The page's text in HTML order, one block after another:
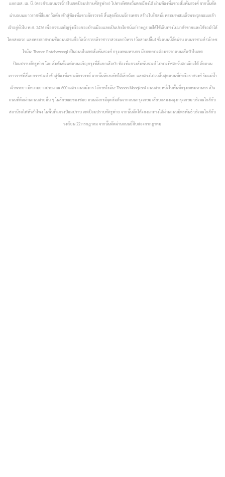
แยกเอส. เอ. บี. (ตรงข้ามถนนวรจักรในเขตป้อมปราบศัตรูพ่าย) ไปทางทิศตะวันตกเฉียงใต้ ผ่านท้องที่แขวงสัมพันธวงศ์ จากนั้นตัด
ผ่านถนนเยาวราชที่สี่แยกวัดตึก เข้าสู่ท้องที่แขวงจักรวรรดิ สิ้นสุดที่ถนนจักรเพชร สร้างในรัชสมัยพระบาทสมเด็จพระจุลจอมเกล้า
เจ้าอยู่หัวใน พ.ศ. 2436 เพื่อความเจริญรุ่งเรืองของบ้านเมืองและเป็นประโยชน์แก่ราษฎร จะได้ใช้เดินทางไปมาค้าขายและใช้รถม้าได้
โดยสะดวก และพระราชทานชื่อถนนตามชื่อวัดจักรวรรดิราชาวาสวรมหาวิหาร (วัดสามปลื้ม) ซึ่งถนนนี้ตัดผ่านถนนราชวงศ์ (อักษร
โรมัน: Thanon Ratchawong) เป็นถนนในเขตสัมพันธวงศ์ กรุงเทพมหานคร มีระยะทางต่อมาจากถนนเสือป่าในเขต
ป้อมปราบศัตรูพ่าย โดยเริ่มต้นตั้งแต่ถนนเจริญกรุงที่สี่แยกเสือป่า ท้องที่แขวงสัมพันธวงศ์ ไปทางทิศตะวันตกเฉียงใต้ ตัดถนน
เยาวราชที่สี่แยกราชวงศ์ เข้าสู่ท้องที่แขวงจักรวรรดิ์ จากนั้นหักลงทิศใต้เล็กน้อย และตรงไปจนสิ้นสุดถนนที่ท่าเรือราชวงศ์ ริมแม่น้ำ
เจ้าพระยา มีความยาวประมาณ 600 เมตร ถนนมังกร (อักษรโรมัน: Thanon Mangkon) ถนนสายหนึ่งในพื้นที่กรุงเทพมหานคร เป็น
ถนนที่ตัดผ่านถนนสายอื่น ๆ ในลักษณะของซอย ถนนมังกรมีจุดเริ่มต้นจากถนนกรุงเกษม เลียบคลองผดุงกรุงเกษม บริเวณใกล้กับ
สถานีรถไฟหัวลำโพง ในพื้นที่แขวงป้อมปราบ เขตป้อมปราบศัตรูพ่าย จากนั้นตัดโค้งลงมาทางใต้ผ่านถนนมิตรพันธ์ บริเวณใกล้กับ
วงเวียน 22 กรกฎาคม จากนั้นตัดผ่านถนนยี่สิบสองกรกฎาคม